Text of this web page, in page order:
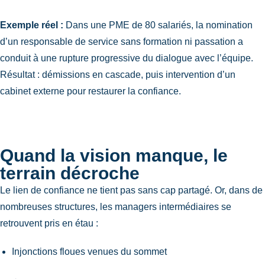
Exemple réel : Dans une PME de 80 salariés, la nomination
d’un responsable de service sans formation ni passation a
conduit à une rupture progressive du dialogue avec l’équipe.
Résultat : démissions en cascade, puis intervention d’un
cabinet externe pour restaurer la confiance.
Quand la vision manque, le
terrain décroche
Le lien de confiance ne tient pas sans cap partagé. Or, dans de
nombreuses structures, les managers intermédiaires se
retrouvent pris en étau :
Injonctions floues venues du sommet